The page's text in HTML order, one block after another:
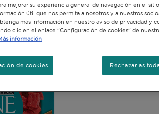
mejorar su experiencia general de navegación en el
útil que nos permita a nosotros y a nuestros
más información en nuestro aviso de privacidad y
clic en el enlace "Configuración de cookies" de
información
Rechazarlas
de cookies